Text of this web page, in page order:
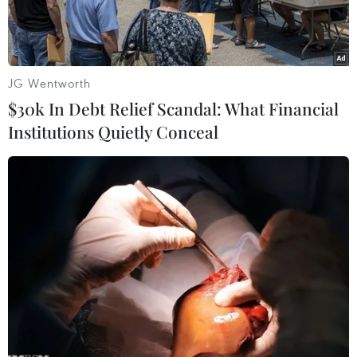
Xe quân sự tại căn cứ Humphreys ở Pyeongtaek, cách Thủ đô
Seoul của Hàn Quốc 60km về phía Nam, ngày 20/8/2023,
trước khi tham gia cuộc tập trận Lá chắn Tự do Ulchi. (Ảnh:
Yonhap/TTXVN)
Theo Hãng thông tấn Yonhap, ngày 21/8, Hàn
Quốc và Mỹ bắt đầu tiến hành cuộc tập trận
JG Wentworth
$30k In Debt Relief Scandal: What Financial
Institutions Quietly Conceal